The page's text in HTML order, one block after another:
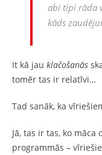
abi tipi rāda
kāds
It kā jau klačošanās
tomēr tas ir relatīvi…
Tad sanāk, ka
Jā, tas ir tas, ko
programmās –